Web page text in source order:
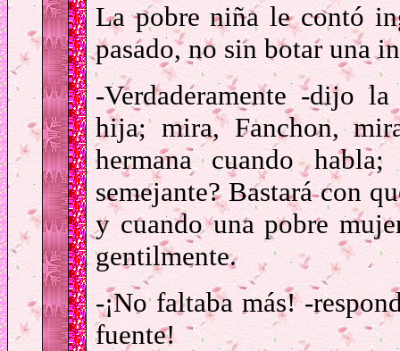
La pobre niña le contó
pasado, no sin botar una
-Verdaderamente -dijo
hija; mira, Fanchon,
hermana cuando
semejante? Bastará con
y cuando una pobre
gentilmente.
-¡No faltaba más! -
fuente!